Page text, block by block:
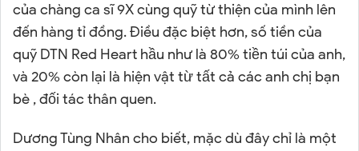
của chàng ca sĩ 9X cùng quỹ từ thiện của mình lên
đến hàng tỉ đồng. Điều đặc biệt hơn, số tiền của
quỹ DTN Red Heart hầu như là 80% tiền túi của anh,
và 20% còn lại là hiện vật từ tất cả các anh chị bạn
bè , đối tác thân quen.
Dương Tùng Nhân cho biết, mặc dù đây chỉ là một